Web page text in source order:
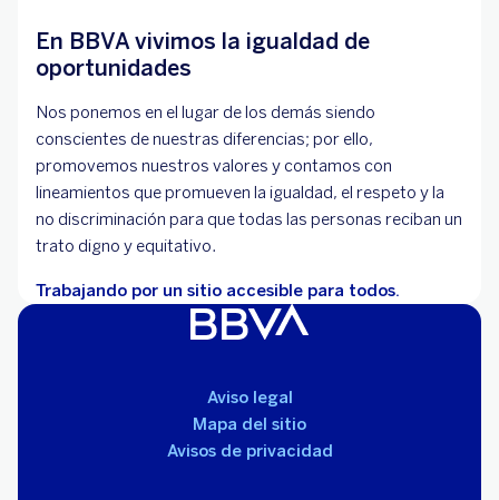
En BBVA vivimos la igualdad de
oportunidades
Nos ponemos en el lugar de los demás siendo
conscientes de nuestras diferencias; por ello,
promovemos nuestros valores y contamos con
lineamientos que promueven la igualdad, el respeto y la
no discriminación para que todas las personas reciban un
trato digno y equitativo.
Trabajando por un sitio accesible para todos.
Aviso legal
Mapa del sitio
Avisos de privacidad